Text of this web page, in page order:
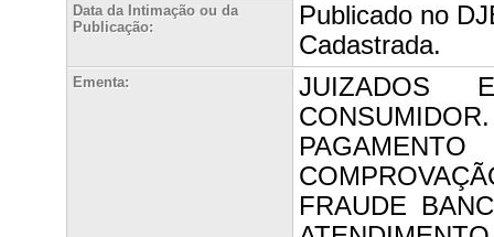
Data da Intimação ou da
Publicação:
Publicado no
Cadastrada.
Ementa:
JUIZADOS
FRAUDE